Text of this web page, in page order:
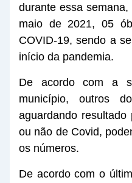
durante essa
maio de 2021, 05
COVID-19, sendo a
início da pandemia.
De acordo com a
município, outros
aguardando
ou não de Covid,
os números.
De acordo com o